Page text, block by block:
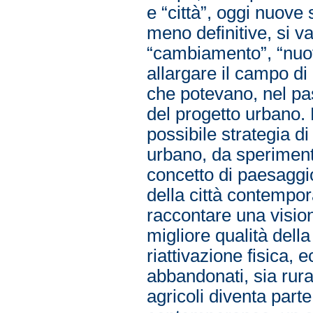
e “città”, oggi
meno definitive, si
“cambiamento”,
allargare il campo
che potevano, nel
del progetto urbano.
possibile strategia
urbano, da
concetto di
della città
raccontare una
migliore qualità
riattivazione fisica,
abbandonati, sia
agricoli diventa